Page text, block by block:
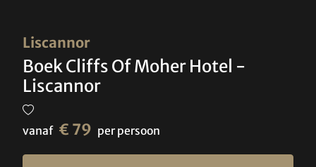
Liscannor
Boek Cliffs Of Moher Hotel -
Liscannor
vanaf € 79 per persoon